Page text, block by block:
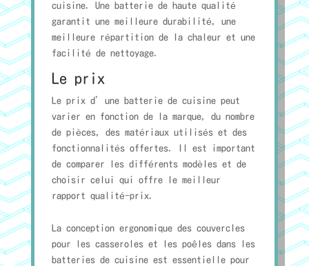
cuisine. Une batterie de haute qualité
garantit une meilleure durabilité, une
meilleure répartition de la chaleur et une
facilité de nettoyage.
Le prix
Le prix d’une batterie de cuisine peut
varier en fonction de la marque, du nombre
de pièces, des matériaux utilisés et des
fonctionnalités offertes. Il est important
de comparer les différents modèles et de
choisir celui qui offre le meilleur
rapport qualité-prix.
La conception ergonomique des couvercles
pour les casseroles et les poêles dans les
batteries de cuisine est essentielle pour